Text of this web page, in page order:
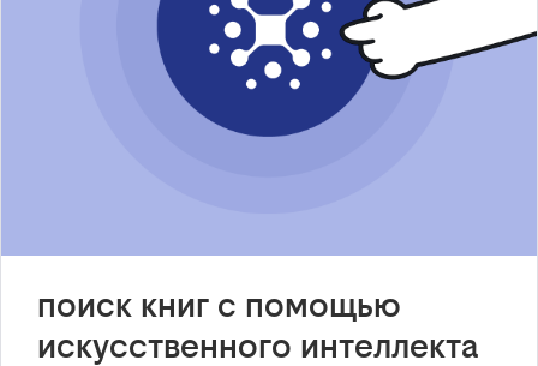
поиск книг с помощью
искусственного интеллекта